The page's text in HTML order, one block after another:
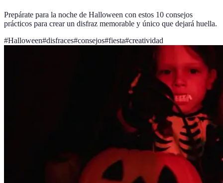
Prepárate para la noche de Halloween con estos 10 consejos
prácticos para crear un disfraz memorable y único que dejará huella.
#Halloween#disfraces#consejos#fiesta#creatividad